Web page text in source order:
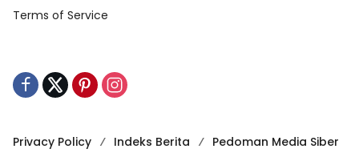
Terms of Service
Privacy Policy Indeks Berita
Pedoman Media Siber